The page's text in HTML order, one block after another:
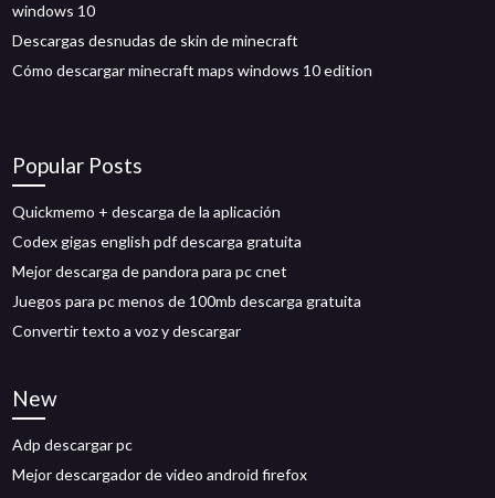
windows 10
Descargas desnudas de skin de minecraft
Cómo descargar minecraft maps windows 10 edition
Popular Posts
Quickmemo + descarga de la aplicación
Codex gigas english pdf descarga gratuita
Mejor descarga de pandora para pc cnet
Juegos para pc menos de 100mb descarga gratuita
Convertir texto a voz y descargar
New
Adp descargar pc
Mejor descargador de video android firefox